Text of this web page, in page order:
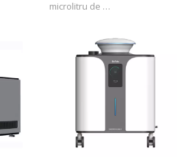
microlitru de
concentrației bacteriene și
scanării lungimii de undă
completă.